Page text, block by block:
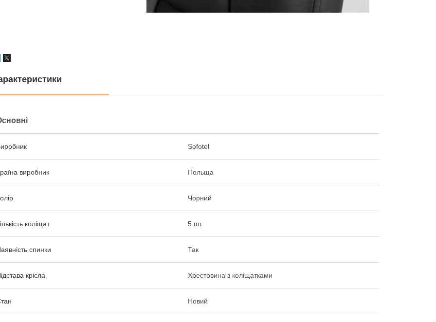
Sofotel
виробник Польща
Чорний
коліщат 5 шт.
спинки Так
крісла Хрестовина з коліщатками
Новий